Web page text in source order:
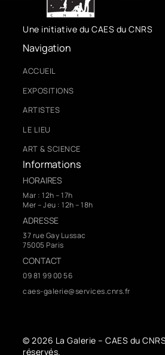
Une initiative du CAES du CNRS
Navigation
ACCUEIL
EXPOSITIONS
ARTISTES
LE LIEU
ART & SCIENCE
Informations
HORAIRES
Mar : 12h – 17h
Mer – Jeu : 12h – 18h
ADRESSE
37 rue Gay Lussac
75005 Paris
CONTACT
09 81 99 00 56
caes-galerie@services.cnrs.fr
© 2026 La Galerie – CAES du
réservés.